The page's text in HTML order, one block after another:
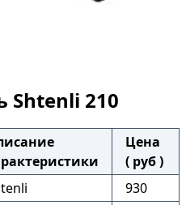
Shtenli 210
Цена
( руб )
930